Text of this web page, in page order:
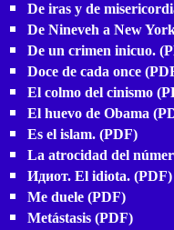
De iras y de
De Nineveh a New
De un crimen inicuo. (
Doce de cada once (
El colmo del cinismo
El huevo de Obama (
Es el islam. (PDF)
La atrocidad del
Идиот. El idiota. (PDF)
Me duele (PDF)
Metástasis (PDF)